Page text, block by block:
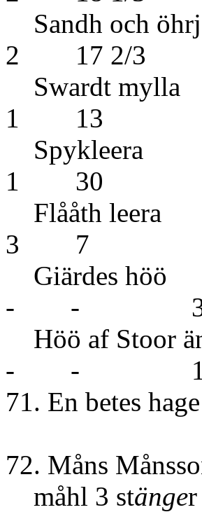
2 17 2/3
1 13
1 30
3 7
- -
Höö
- - 12
71. En betes hage
72. Måns
måhl 3 stänger